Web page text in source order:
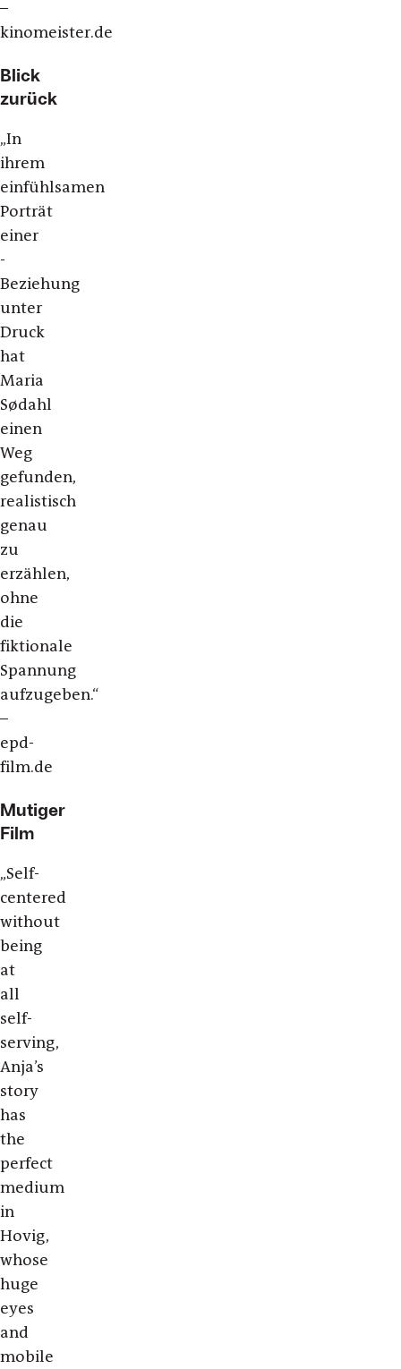
–
kinomeister.de
Blick
zurück
„In
ihrem
einfühlsamen
Porträt
einer
­
Beziehung
unter
Druck
hat
Maria
Sødahl
einen
Weg
gefunden,
realistisch
genau
zu
erzählen,
ohne
die
fiktionale
Spannung
aufzugeben.“
–
epd-
film.de
Mutiger
Film
„Self-
centered
without
being
at
all
self-
serving,
Anja’s
story
has
the
perfect
medium
in
Hovig,
whose
huge
eyes
and
mobile